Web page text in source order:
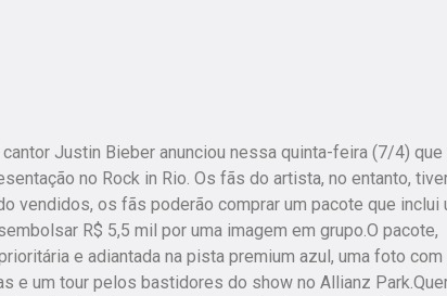
cantor Justin Bieber anunciou nessa quinta-feira (7/4) que
no Rock in Rio. Os fãs do artista, no entanto,
vendidos, os fãs poderão comprar um pacote que inclui
R$ 5,5 mil por uma imagem em grupo.O pacote,
e adiantada na pista premium azul, uma foto com
e um tour pelos bastidores do show no Allianz